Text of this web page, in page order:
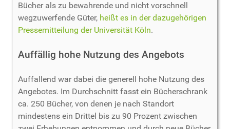
Bücher als zu bewahrende und nicht vorschnell
wegzuwerfende Güter, heißt es in der dazugehörigen
Pressemitteilung der Universität Köln.
Auffällig hohe Nutzung des Angebots
Auffallend war dabei die generell hohe Nutzung des
Angebotes. Im Durchschnitt fasst ein Bücherschrank
ca. 250 Bücher, von denen je nach Standort
mindestens ein Drittel bis zu 90 Prozent zwischen